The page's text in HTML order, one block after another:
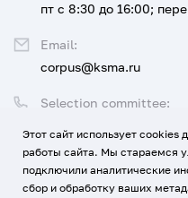
Legal address:
350063 г. Краснодар,
Selection committee:
пт с 8:30 до 16:00;
Email:
corpus@ksma.ru
Этот сайт использует cookies
работы сайта. Мы стараемся
подключили аналитические
сбор и обработку ваших